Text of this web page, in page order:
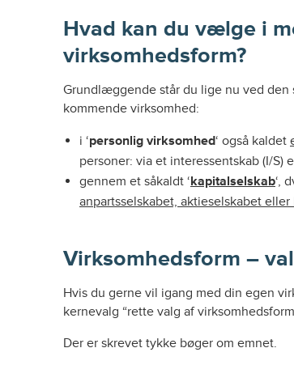
Hvad kan du vælge i
virksomhedsform?
Grundlæggende står du lige nu ved
kommende virksomhed:
i ‘personlig virksomhed‘ også kaldet
personer: via et interessentskab (I/S)
gennem et såkaldt ‘kapitalselskab‘,
anpartsselskabet, aktieselskabet eller
Virksomhedsform –
Hvis du gerne vil igang med din egen
kernevalg “rette valg af
Der er skrevet tykke bøger om emnet.